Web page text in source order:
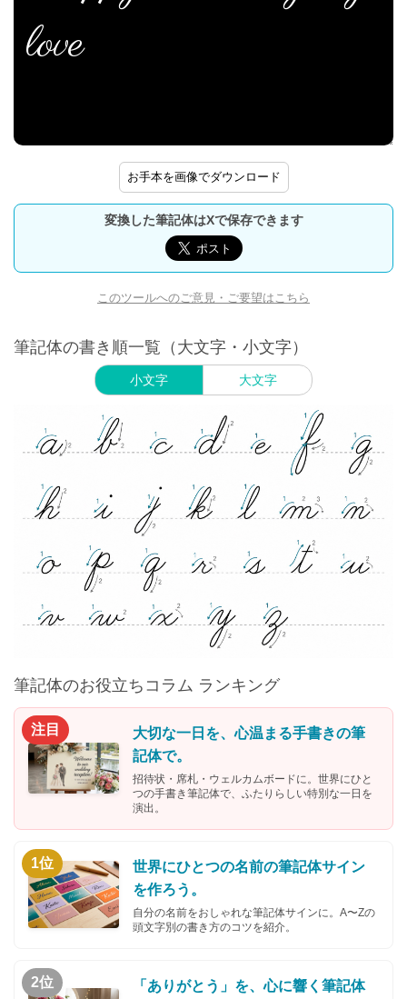
お手本を画像でダウンロード
変換した筆記体はXで保存できます
このツールへのご意見・ご要望はこちら
筆記体の書き順一覧（大文字・小文字）
小文字 大文字
筆記体のお役立ちコラム ランキング
注目
大切な一日を、心温まる手書きの筆
記体で。
招待状・席札・ウェルカムボードに。世界にひと
つの手書き筆記体で、ふたりらしい特別な一日を
演出。
1位
世界にひとつの名前の筆記体サイン
を作ろう。
自分の名前をおしゃれな筆記体サインに。A〜Zの
頭文字別の書き方のコツを紹介。
2位
「ありがとう」を、心に響く筆記体